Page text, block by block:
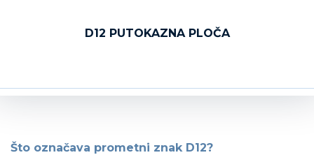
D12 PUTOKAZNA PLOČA
Što označava prometni znak D12?